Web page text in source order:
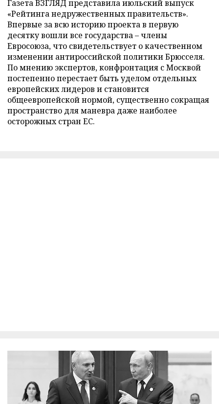
Газета ВЗГЛЯД представила июльский выпуск
«Рейтинга недружественных правительств».
Впервые за всю историю проекта в первую
десятку вошли все государства – члены
Евросоюза, что свидетельствует о качественном
изменении антироссийской политики Брюсселя.
По мнению экспертов, конфронтация с Москвой
постепенно перестает быть уделом отдельных
европейских лидеров и становится
общеевропейской нормой, существенно сокращая
пространство для маневра даже наиболее
осторожных стран ЕС.